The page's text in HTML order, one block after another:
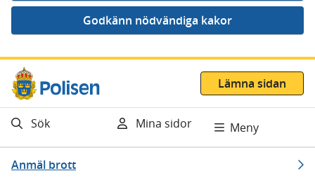
Gå direkt till innehåll
Lämna sidan
Sök Mina sidor Meny
Anmäl brott